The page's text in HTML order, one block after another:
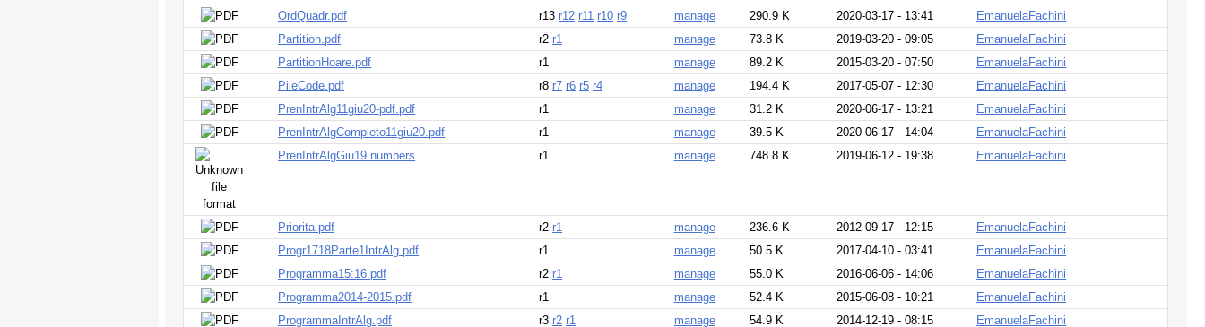
OrdQuadr.pdf
r13r12 r11 r10 r9 manage 290.9 K 2020-03-17 - 13:41
EmanuelaFachini
Partition.pdf
r2r1 manage 73.8 K 2019-03-20 - 09:05
EmanuelaFachini
PartitionHoare.pdf
r1 manage 89.2 K 2015-03-20 - 07:50
EmanuelaFachini
PileCode.pdf
r8r7 r6 r5 r4 manage 194.4 K 2017-05-07 - 12:30
EmanuelaFachini
PrenIntrAlg11giu20-pdf.pdf
r1 manage 31.2 K 2020-06-17 - 13:21
EmanuelaFachini
PrenIntrAlgCompleto11giu20.pdf
r1 manage 39.5 K 2020-06-17 - 14:04
EmanuelaFachini
PrenIntrAlgGiu19.numbers
r1 manage 748.8 K 2019-06-12 - 19:38 EmanuelaFachini
Priorita.pdf r2r1 manage 236.6 K 2012-09-17 - 12:15
EmanuelaFachini
Progr1718Parte1IntrAlg.pdf
r1 manage 50.5 K 2017-04-10 - 03:41
EmanuelaFachini
Programma15:16.pdf
r2r1 manage 55.0 K 2016-06-06 - 14:06
EmanuelaFachini
Programma2014-2015.pdf
r1 manage 52.4 K 2015-06-08 - 10:21
EmanuelaFachini
ProgrammaIntrAlg.pdf
r3r2 r1 manage 54.9 K 2014-12-19 - 08:15 EmanuelaFachini